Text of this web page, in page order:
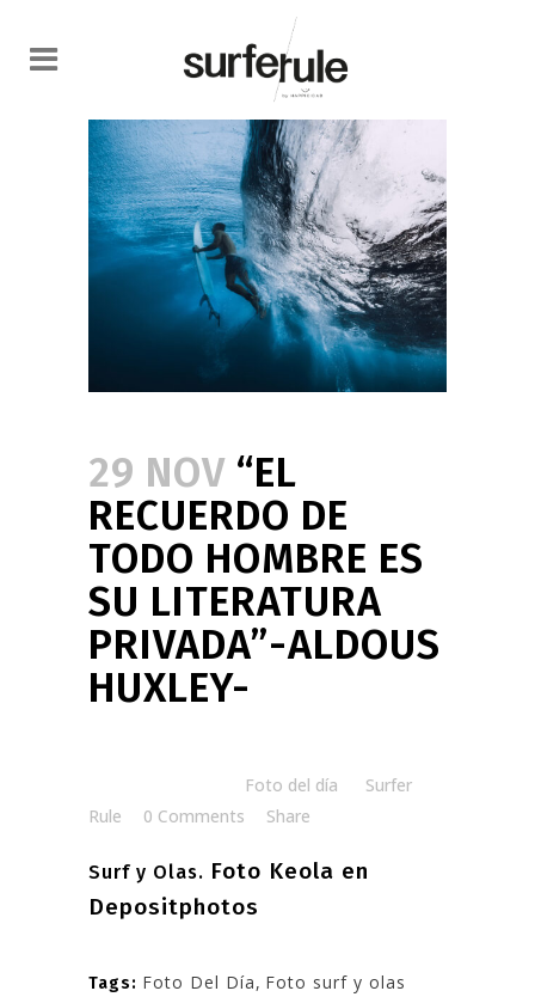
29 NOV “EL
RECUERDO DE
TODO HOMBRE ES
SU LITERATURA
PRIVADA”-ALDOUS
HUXLEY-
Foto del día
Surfer
Rule
0 Comments Share
Surf y Olas. Foto Keola en
Depositphotos
Tags: Foto Del Día, Foto surf y olas